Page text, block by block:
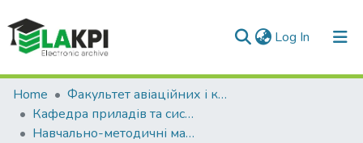
Log In (current)
Communities & Collections
All of DSpace
Home
Факультет авіаційних і космічних систем (ФАКС)
Кафедра приладів та систем керування літальними апаратами
Навчально-методичні матеріали (ПСКЛА ФАКС)